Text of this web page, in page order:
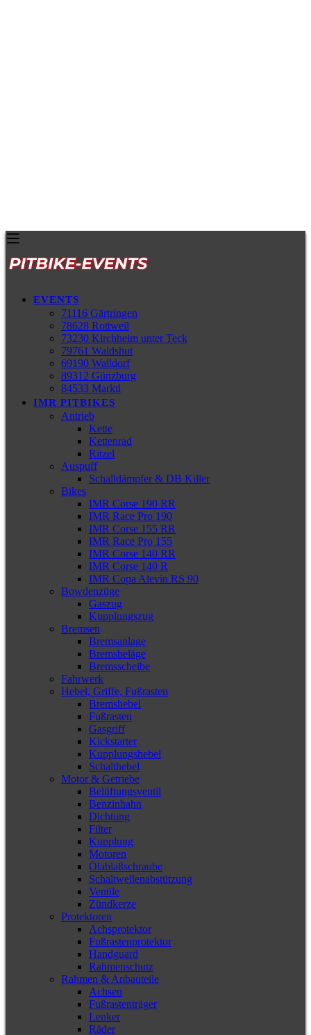
EVENTS
71116 Gärtringen
78628 Rottweil
73230 Kirchheim unter Teck
79761 Waldshut
69190 Walldorf
89312 Günzburg
84533 Marktl
IMR PITBIKES
Antrieb
Kette
Kettenrad
Ritzel
Auspuff
Schalldämpfer & DB Killer
Bikes
IMR Corse 190 RR
IMR Race Pro 190
IMR Corse 155 RR
IMR Race Pro 155
IMR Corse 140 RR
IMR Corse 140 R
IMR Copa Alevin RS 90
Bowdenzüge
Gaszug
Kupplungszug
Bremsen
Bremsanlage
Bremsbeläge
Bremsscheibe
Fahrwerk
Hebel, Griffe, Fußrasten
Bremshebel
Fußrasten
Gasgriff
Kickstarter
Kupplungshebel
Schalthebel
Motor & Getriebe
Belüftungsventil
Benzinhahn
Dichtung
Filter
Kupplung
Motoren
Ölablaßschraube
Schaltwellenabstützung
Ventile
Zündkerze
Protektoren
Achsprotektor
Fußrastenprotektor
Handguard
Rahmenschutz
Rahmen & Anbauteile
Achsen
Fußrastenträger
Lenker
Räder